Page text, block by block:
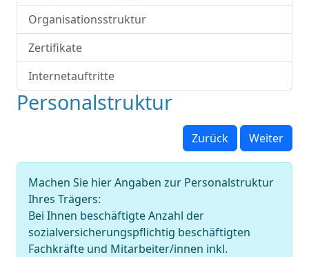
Organisationsstruktur
Zertifikate
Internetauftritte
Personalstruktur
Zurück Weiter
Machen Sie hier Angaben zur Personalstruktur
Ihres Trägers:
Bei Ihnen beschäftigte Anzahl der
sozialversicherungspflichtig beschäftigten
Fachkräfte und Mitarbeiter/innen inkl.